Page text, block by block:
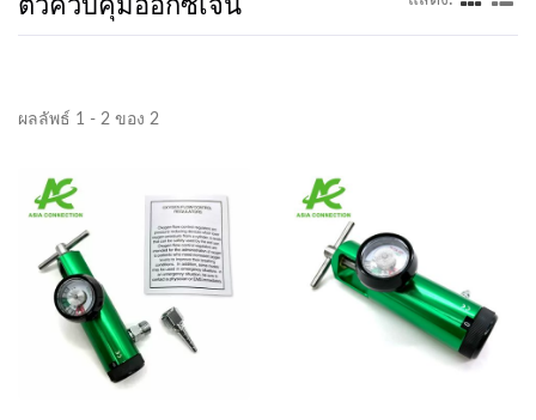
ผลลัพธ์ 1 - 2 ของ 2